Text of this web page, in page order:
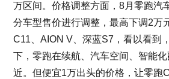
万区间。价格调整方面，8月零跑汽
分车型售价进行调整，最高下调2万
C11、AION V、深蓝S7，看以看到
下，零跑在续航、汽车空间、智能
近。但便宜1万出头的价格，让零跑